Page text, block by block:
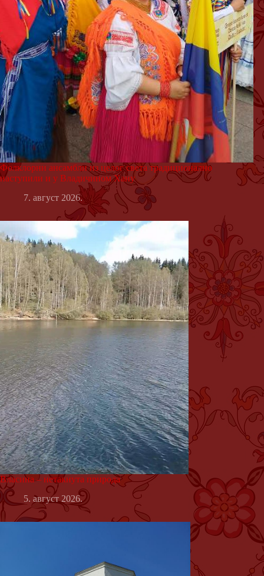
Фолклорни ансамбли из целог света традиционално
наступили и у Владичином Хану
7. август 2026.
Власина – нетакнута природа
5. август 2026.